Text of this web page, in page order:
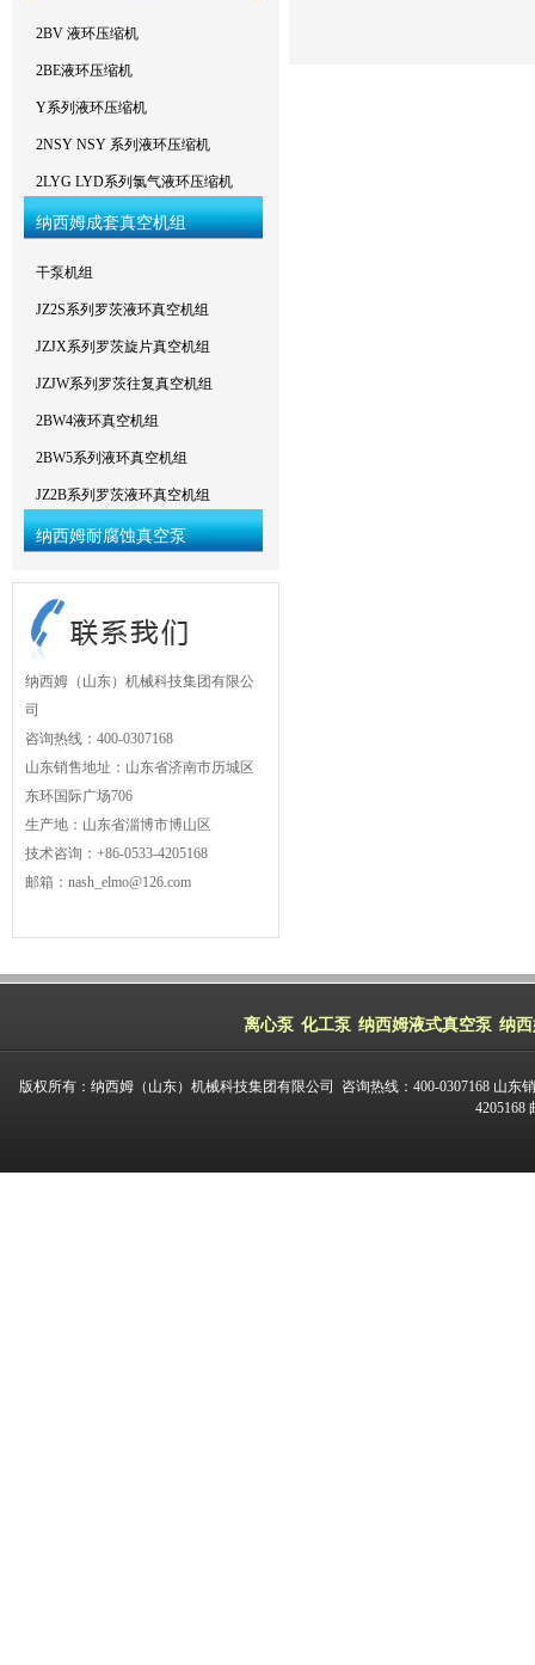
2BV 液环压缩机
2BE液环压缩机
Y系列液环压缩机
2NSY NSY 系列液环压缩机
2LYG LYD系列氯气液环压缩机
纳西姆成套真空机组
干泵机组
JZ2S系列罗茨液环真空机组
JZJX系列罗茨旋片真空机组
JZJW系列罗茨往复真空机组
2BW4液环真空机组
2BW5系列液环真空机组
JZ2B系列罗茨液环真空机组
纳西姆耐腐蚀真空泵
纳西姆（山东）机械科技集团有限公
司
咨询热线：400-0307168
山东销售地址：山东省济南市历城区
东环国际广场706
生产地：山东省淄博市博山区
技术咨询：+86-0533-4205168
邮箱：nash_elmo@126.com
离心泵 化工泵 纳西姆液式真空泵 纳
版权所有：纳西姆（山东）机械科技集团有限公司 咨询热线：400-0307168 山
4205168